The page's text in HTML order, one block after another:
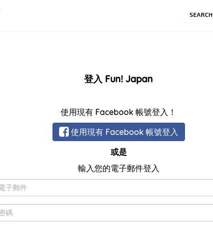
SEARCH
登入 Fun! Japan
使用現有 Facebook 帳號登入！
使用現有 Facebook 帳號登入
或是
輸入您的電子郵件登入
子
郵
碼